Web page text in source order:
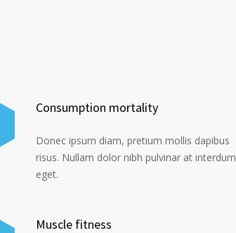
Consumption mortality
Donec ipsum diam, pretium mollis dapibus
risus. Nullam dolor nibh pulvinar at interdum
eget.
Muscle fitness